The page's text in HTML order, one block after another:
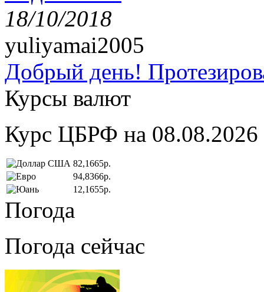
18/10/2018
yuliyamai2005
Добрый день!
Курсы валют
Курс ЦБРФ на 08.08.2026
82,1665р.
94,8366р.
12,1655р.
Погода
Погода сейчас